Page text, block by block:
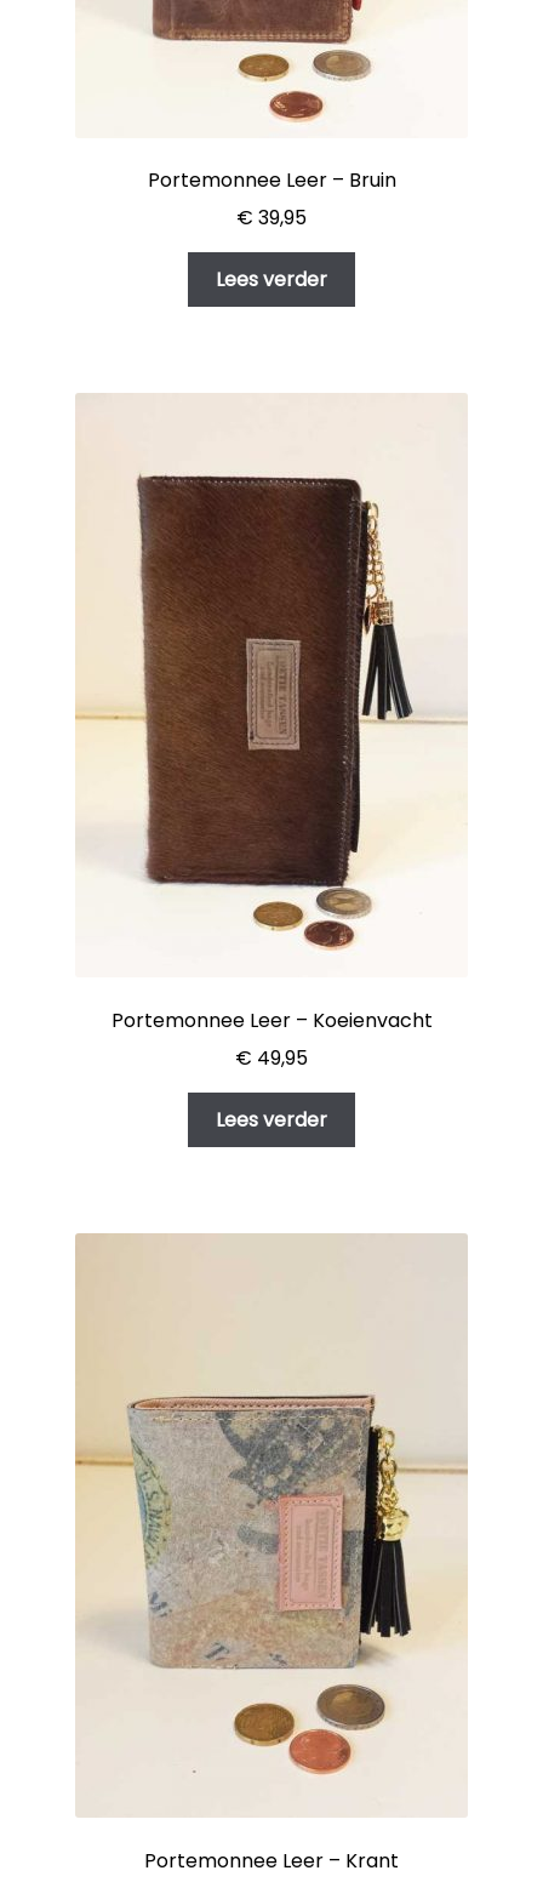
Portemonnee Leer – Bruin
€ 39,95
Lees verder
Portemonnee Leer – Koeienvacht
€ 49,95
Lees verder
Portemonnee Leer – Krant